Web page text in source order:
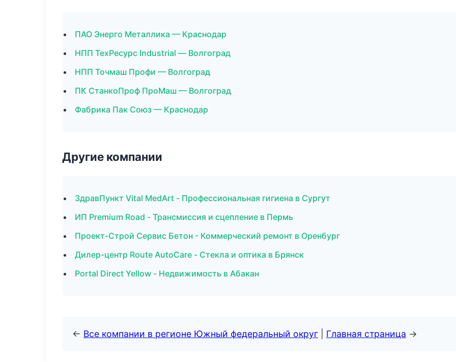
ПАО Энерго Металлика — Краснодар
НПП ТехРесурс Industrial — Волгоград
НПП Точмаш Профи — Волгоград
ПК СтанкоПроф ПроМаш — Волгоград
Фабрика Пак Союз — Краснодар
Другие компании
ЗдравПункт Vital MedArt - Профессиональная гигиена в Сургут
ИП Premium Road - Трансмиссия и сцепление в Пермь
Проект-Строй Сервис Бетон - Коммерческий ремонт в Оренбург
Дилер-центр Route AutoCare - Стекла и оптика в Брянск
Portal Direct Yellow - Недвижимость в Абакан
← Все компании в регионе Южный федеральный округ Главная страница →